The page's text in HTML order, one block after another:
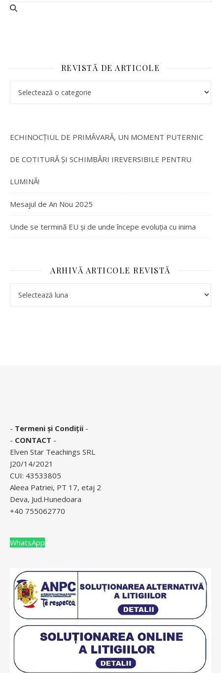
REVISTĂ DE ARTICOLE
ECHINOCȚIUL DE PRIMĂVARĂ, UN MOMENT PUTERNIC
DE COTITURĂ ȘI SCHIMBĂRI IREVERSIBILE PENTRU
LUMINĂ!
Mesajul de An Nou 2025
Unde se termină EU și de unde începe evoluția cu inima
ARHIVĂ ARTICOLE REVISTĂ
- Termeni și Condiții -
- CONTACT -
Elven Star Teachings SRL
J20/14/2021
CUI: 43533805
Aleea Patriei, PT 17, etaj 2
Deva, Jud.Hunedoara
+40 755062770
WhatsApp